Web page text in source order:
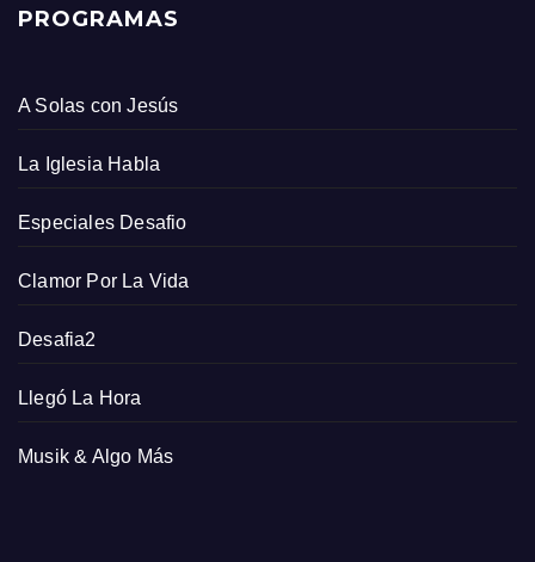
PROGRAMAS
A Solas con Jesús
La Iglesia Habla
Especiales Desafio
Clamor Por La Vida
Desafia2
Llegó La Hora
Musik & Algo Más